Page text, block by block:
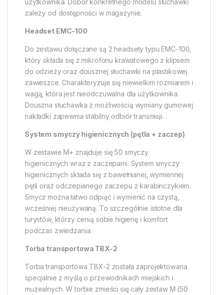
zależy od dostępności w magazynie.
Headset EMC-100
Do zestawu dołączane są 2 headsety typu EMC-100,
który składa się z mikrofonu krawatowego z klipsem
do odzieży oraz dousznej słuchawki na plastikowej
zawieszce. Charakteryzuje się niewielkim rozmiarem i
wagą, która jest nieodczuwalna dla użytkownika.
Douszna słuchawka z możliwością wymiany gumowej
nakładki zapewnia stabilny odbiór transmisji. .
System smyczy higienicznych (pętla + zaczep)
W zestawie M+ znajduje się 50 smyczy
higienicznych wraz z zaczepami. System smyczy
higienicznych składa się z bawełnianej, wymiennej
pętli oraz odczepianego zaczepu z karabinczykiem.
Smycz można łatwo odpiąć i wymienić na czystą,
wcześniej nieużywaną. To szczególnie istotne dla
turystów, którzy cenią sobie higienę i komfort
podczas zwiedzania.
Torba transportowa TBX-2
Torba transportowa TBX-2 została zaprojektowana
specjalnie z myślą o przewodnikach miejskich i
muzealnych. W torbie zmieści się cały zestaw M (50